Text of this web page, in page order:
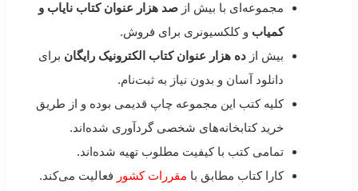
مجموعه‌ای با بیش از صد هزار عنوان کتاب نایاب و
کمیاب و کلکسیونری برای فروش.
بیش از ده هزار عنوان کتاب الکترونیک رایگان برای
دانلود آسان و بدون نیاز به ثبت‌نام.
کلیه کتب این مجموعه چاپ قدیمی بوده و از طریق
خرید کتابخانه‌های شخصی گردآوری شده‌اند.
تمامی کتب با کیفیت مطلوب تهیه شده‌اند.
کارا کتاب مطابق با مقررات کشور فعالیت می‌کند.